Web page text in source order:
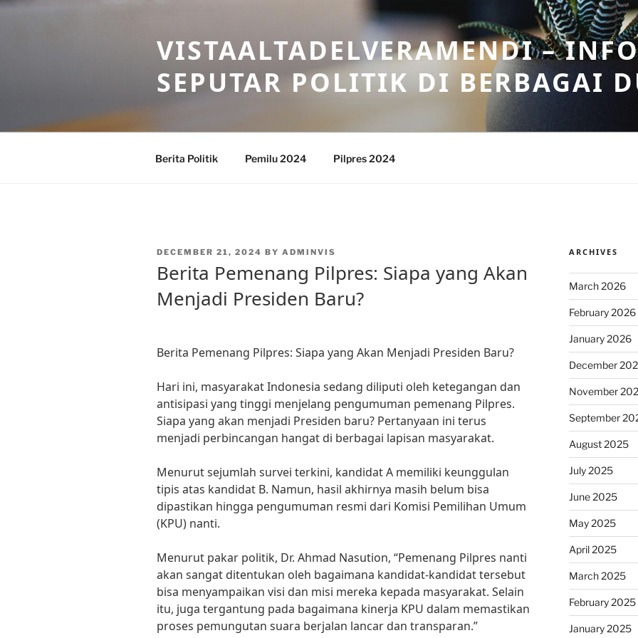
Skip
VISTAALTADELVERAMENDI –
SEPUTAR POLITIK DI BERBAGAI
Berita Politik Pemilu 2024 Pilpres 2024
POSTED
DECEMBER 21, 2024 BY ADMINVIS
Berita Pemenang Pilpres: Siapa yang Akan
Menjadi Presiden Baru?
Berita Pemenang Pilpres: Siapa yang Akan Menjadi Presiden Baru?
Hari ini, masyarakat Indonesia sedang diliputi oleh ketegangan dan
antisipasi yang tinggi menjelang pengumuman pemenang Pilpres.
Siapa yang akan menjadi Presiden baru? Pertanyaan ini terus
menjadi perbincangan hangat di berbagai lapisan masyarakat.
Menurut sejumlah survei terkini, kandidat A memiliki keunggulan
tipis atas kandidat B. Namun, hasil akhirnya masih belum bisa
dipastikan hingga pengumuman resmi dari Komisi Pemilihan Umum
(KPU) nanti.
Menurut pakar politik, Dr. Ahmad Nasution, “Pemenang Pilpres nanti
akan sangat ditentukan oleh bagaimana kandidat-kandidat tersebut
bisa menyampaikan visi dan misi mereka kepada masyarakat. Selain
itu, juga tergantung pada bagaimana kinerja KPU dalam memastikan
proses pemungutan suara berjalan lancar dan transparan.”
ARCHIVES
March 2026
February 2026
January 2026
December
November
September
August 2025
July 2025
June 2025
May 2025
April 2025
March 2025
February 2025
January 2025